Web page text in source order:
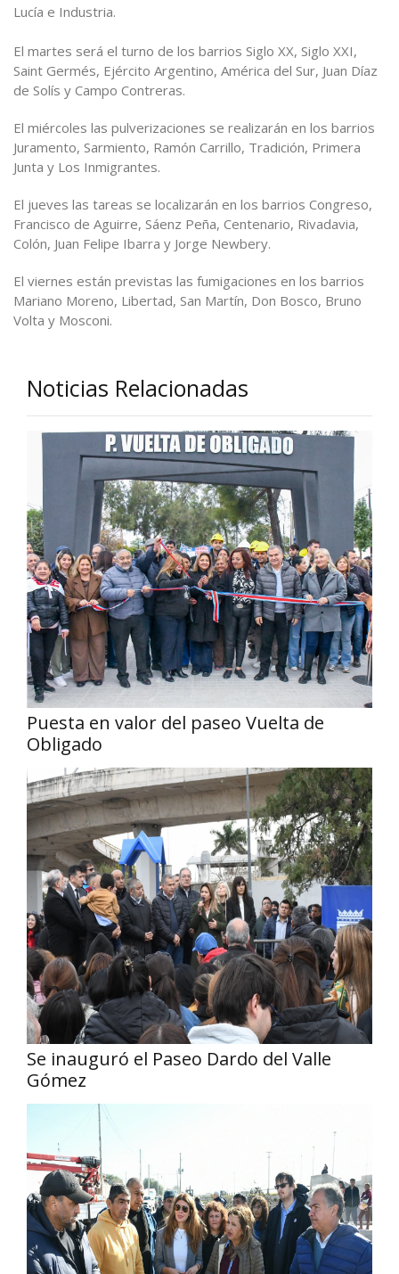
Lucía e Industria.
El martes será el turno de los barrios Siglo XX, Siglo XXI,
Saint Germés, Ejército Argentino, América del Sur, Juan Díaz
de Solís y Campo Contreras.
El miércoles las pulverizaciones se realizarán en los barrios
Juramento, Sarmiento, Ramón Carrillo, Tradición, Primera
Junta y Los Inmigrantes.
El jueves las tareas se localizarán en los barrios Congreso,
Francisco de Aguirre, Sáenz Peña, Centenario, Rivadavia,
Colón, Juan Felipe Ibarra y Jorge Newbery.
El viernes están previstas las fumigaciones en los barrios
Mariano Moreno, Libertad, San Martín, Don Bosco, Bruno
Volta y Mosconi.
Noticias Relacionadas
Puesta en valor del paseo Vuelta de
Obligado
Se inauguró el Paseo Dardo del Valle
Gómez